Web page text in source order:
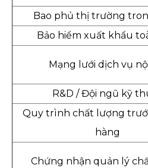
Bao phủ thị trường
Bảo hiểm xuất khẩu
Mạng lưới dịch vụ
R&D / Đội ngũ kỹ
Quy trình chất lượng
hàng
Chứng nhận quản lý